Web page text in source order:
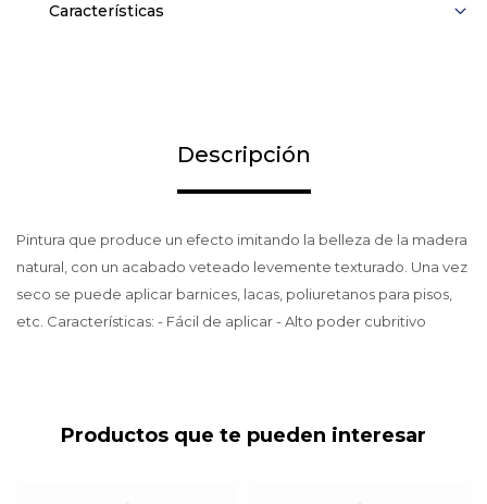
Características
Descripción
Pintura que produce un efecto imitando la belleza de la madera
natural, con un acabado veteado levemente texturado. Una vez
seco se puede aplicar barnices, lacas, poliuretanos para pisos,
etc. Características: - Fácil de aplicar - Alto poder cubritivo
Productos que te pueden interesar